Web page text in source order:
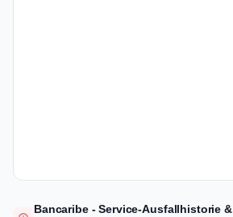
Bancaribe - Service-Ausfallhistorie &